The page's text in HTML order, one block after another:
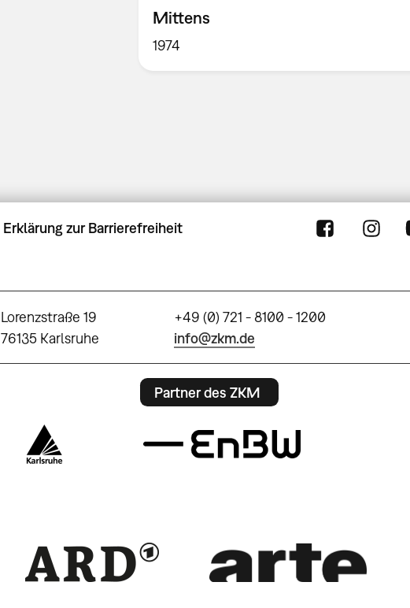
Mittens
1974
Erklärung zur Barrierefreiheit
Lorenzstraße 19
76135 Karlsruhe
+49 (0) 721 - 8100 - 1200
info@zkm.de
Partner des ZKM